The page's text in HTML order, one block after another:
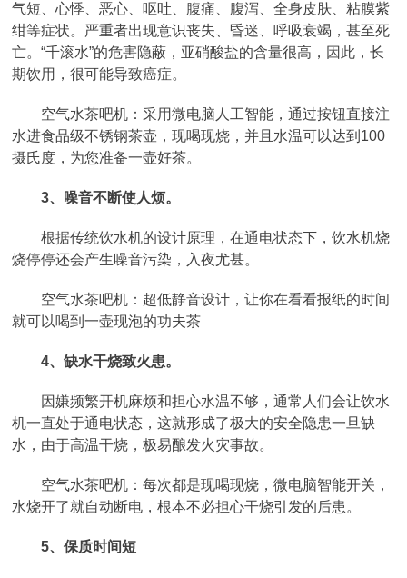
气短、心悸、恶心、呕吐、腹痛、腹泻、全身皮肤、粘膜紫
绀等症状。严重者出现意识丧失、昏迷、呼吸衰竭，甚至死
亡。“千滚水”的危害隐蔽，亚硝酸盐的含量很高，因此，长
期饮用，很可能导致癌症。
空气水茶吧机：采用微电脑人工智能，通过按钮直接注
水进食品级不锈钢茶壶，现喝现烧，并且水温可以达到100
摄氏度，为您准备一壶好茶。
3、噪音不断使人烦。
根据传统饮水机的设计原理，在通电状态下，饮水机烧
烧停停还会产生噪音污染，入夜尤甚。
空气水茶吧机：超低静音设计，让你在看看报纸的时间
就可以喝到一壶现泡的功夫茶
4、缺水干烧致火患。
因嫌频繁开机麻烦和担心水温不够，通常人们会让饮水
机一直处于通电状态，这就形成了极大的安全隐患一旦缺
水，由于高温干烧，极易酿发火灾事故。
空气水茶吧机：每次都是现喝现烧，微电脑智能开关，
水烧开了就自动断电，根本不必担心干烧引发的后患。
5、保质时间短